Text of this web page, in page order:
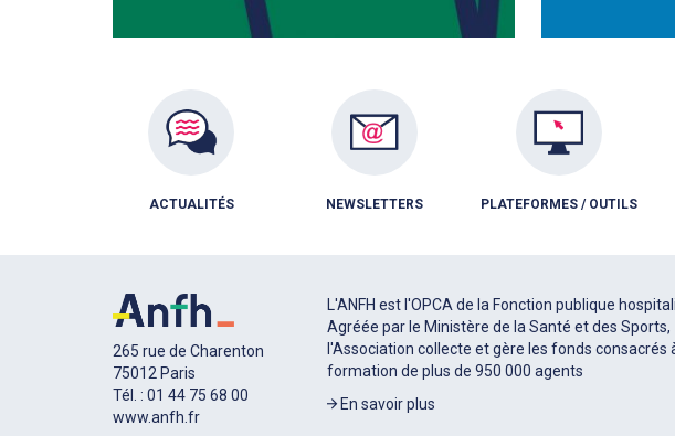
ACTUALITÉS NEWSLETTERS PLATEFORMES / OUTILS
265 rue de Charenton
75012 Paris
Tél. : 01 44 75 68 00
www.anfh.fr
L'ANFH est l'OPCA de la Fonction publique
Agréée par le Ministère de la Santé et des Sports,
l'Association collecte et gère les fonds consacrés
formation de plus de 950 000 agents
En savoir plus